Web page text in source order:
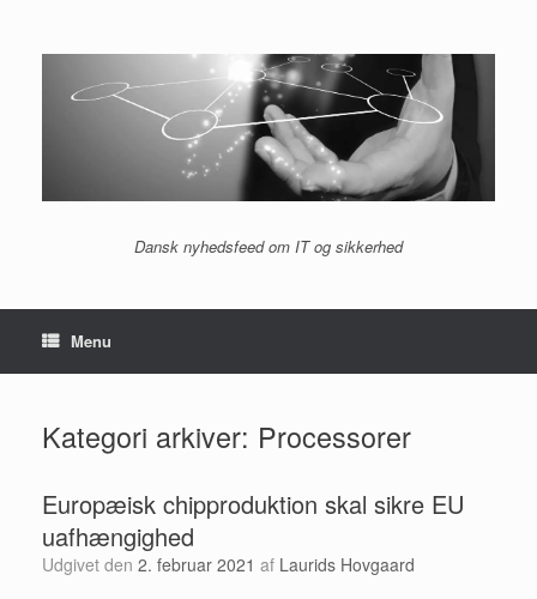
indhold
Dansk nyhedsfeed om IT og sikkerhed
Menu
Kategori arkiver: Processorer
Europæisk chipproduktion skal sikre EU
uafhængighed
Udgivet den 2. februar 2021 af Laurids Hovgaard